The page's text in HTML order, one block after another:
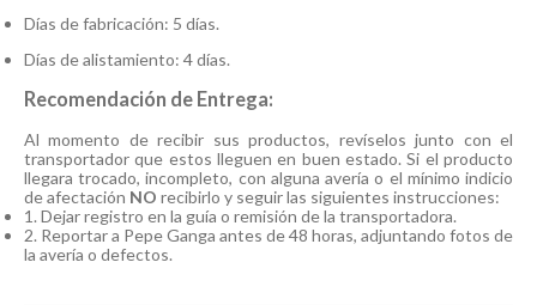
Días de fabricación: 5 días.
Días de alistamiento: 4 días.
Recomendación de Entrega:
Al momento de recibir sus productos, revíselos junto con el
transportador que estos lleguen en buen estado. Si el producto
llegara trocado, incompleto, con alguna avería o el mínimo indicio
de afectación NO recibirlo y seguir las siguientes instrucciones:
1. Dejar registro en la guía o remisión de la transportadora.
2. Reportar a Pepe Ganga antes de 48 horas, adjuntando fotos de
la avería o defectos.